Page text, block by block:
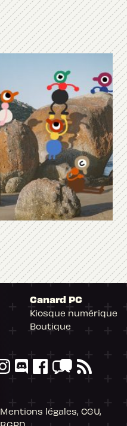
Canard PC
Kiosque numérique
Boutique
Mentions légales, CGU,